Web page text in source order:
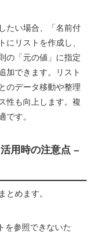
たい場合、「名前付
にリストを作成し、
の「元の値」に指定
加できます。リスト
のデータ移動や整理
性も向上します。複
です。
用時の注意点 –
とめます。
を参照できないた